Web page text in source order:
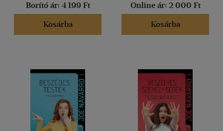
Borító ár: 4 199 Ft
Kosárba
Online ár: 2 000 Ft
Kosárba